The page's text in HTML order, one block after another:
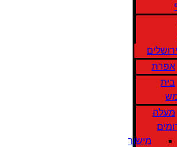
אפרת
בית
מעלה
מישור